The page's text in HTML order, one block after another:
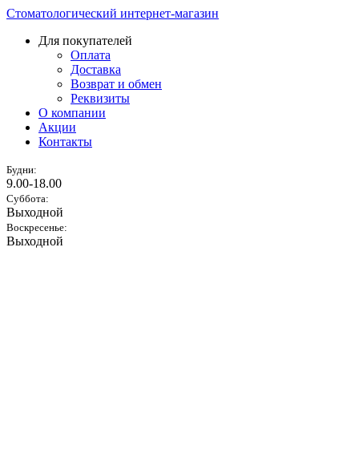
Стоматологический интернет-магазин
Для покупателей
Оплата
Доставка
Возврат и обмен
Реквизиты
О компании
Акции
Контакты
Будни:
9.00-18.00
Суббота:
Выходной
Воскресенье:
Выходной